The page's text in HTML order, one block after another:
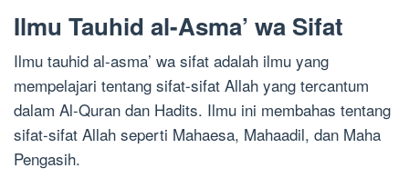
Ilmu Tauhid al-Asma’ wa Sifat
Ilmu tauhid al-asma’ wa sifat adalah ilmu yang
mempelajari tentang sifat-sifat Allah yang tercantum
dalam Al-Quran dan Hadits. Ilmu ini membahas tentang
sifat-sifat Allah seperti Mahaesa, Mahaadil, dan Maha
Pengasih.